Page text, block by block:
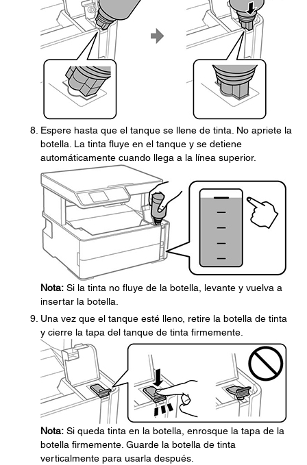
Espere hasta que el tanque se llene de tinta. No apriete la
botella. La tinta fluye en el tanque y se detiene
automáticamente cuando llega a la línea superior.
Nota: Si la tinta no fluye de la botella, levante y vuelva a
insertar la botella.
Una vez que el tanque esté lleno, retire la botella de tinta
y cierre la tapa del tanque de tinta firmemente.
Nota: Si queda tinta en la botella, enrosque la tapa de la
botella firmemente. Guarde la botella de tinta
verticalmente para usarla después.